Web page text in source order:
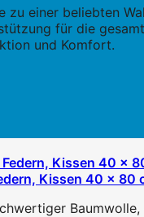
einer beliebten
für die
und Komfort.
Kissen 40 x 80